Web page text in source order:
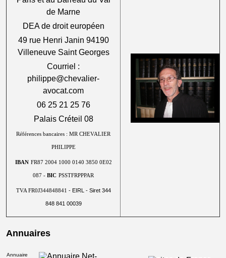
de Marne
DEA de droit européen
49 rue Henri Janin 94190
Villeneuve Saint Georges
Courriel :
philippe@chevalier-
avocat.com
06 25 21 25 76
Palais Créteil 08
Références bancaires : MR CHEVALIER
PHILIPPE
IBAN FR87 2004 1000 0140 3850 0E02
087 - BIC PSSTFRPPPAR
TVA FR0J344848841 - EIRL - Siret 344
848 841 00039
Annuaires
Annuaire